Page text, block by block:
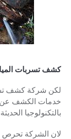
كشف تسربات
لكن شركة كشف
خدمات الكشف عن
بالتكنولوجيا
لان الشركة تحرص